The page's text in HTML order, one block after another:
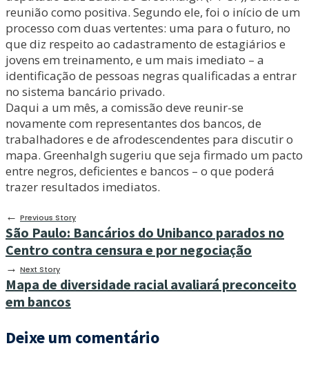
reunião como positiva. Segundo ele, foi o início de um
processo com duas vertentes: uma para o futuro, no
que diz respeito ao cadastramento de estagiários e
jovens em treinamento, e um mais imediato – a
identificação de pessoas negras qualificadas a entrar
no sistema bancário privado.
Daqui a um mês, a comissão deve reunir-se
novamente com representantes dos bancos, de
trabalhadores e de afrodescendentes para discutir o
mapa. Greenhalgh sugeriu que seja firmado um pacto
entre negros, deficientes e bancos – o que poderá
trazer resultados imediatos.
← Previous Story
São Paulo: Bancários do Unibanco parados no
Centro contra censura e por negociação
→ Next Story
Mapa de diversidade racial avaliará preconceito
em bancos
Deixe um comentário